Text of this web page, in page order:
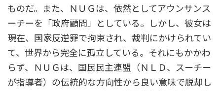
ものだ。また、ＮＵＧは、依然としてアウンサンス
ーチーを「政府顧問」としている。しかし、彼女は
現在、国家反逆罪で拘束され、裁判にかけられてい
て、世界から完全に孤立している。それにもかかわ
らず、ＮＵＧは、国民民主連盟（ＮＬＤ、スーチー
が指導者）の伝統的な方向性から良い意味で脱却し